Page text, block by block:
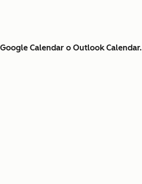
Calendar o Outlook Calendar.